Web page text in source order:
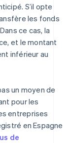
S’il opte
les fonds
ce cas, la
et le montant
inférieur au
un moyen de
pour les
entreprises
en Espagne
de